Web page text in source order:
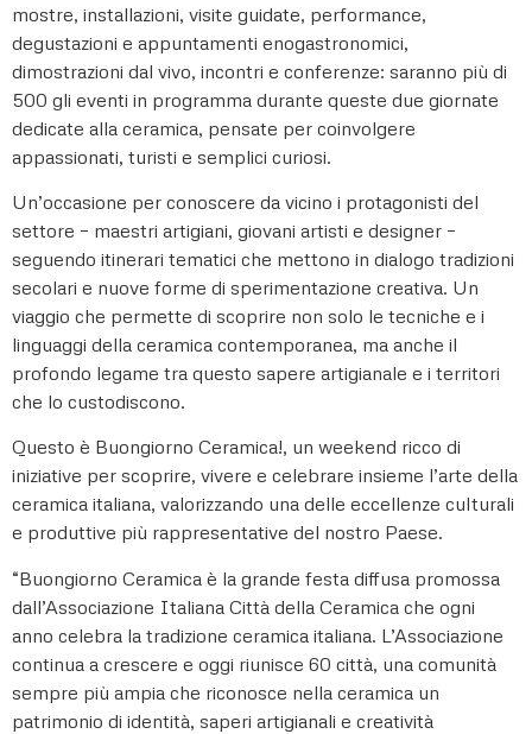
mostre, installazioni, visite guidate, performance,
degustazioni e appuntamenti enogastronomici,
dimostrazioni dal vivo, incontri e conferenze: saranno più di
500 gli eventi in programma durante queste due giornate
dedicate alla ceramica, pensate per coinvolgere
appassionati, turisti e semplici curiosi.
Un’occasione per conoscere da vicino i protagonisti del
settore – maestri artigiani, giovani artisti e designer –
seguendo itinerari tematici che mettono in dialogo tradizioni
secolari e nuove forme di sperimentazione creativa. Un
viaggio che permette di scoprire non solo le tecniche e i
linguaggi della ceramica contemporanea, ma anche il
profondo legame tra questo sapere artigianale e i territori
che lo custodiscono.
Questo è Buongiorno Ceramica!, un weekend ricco di
iniziative per scoprire, vivere e celebrare insieme l’arte della
ceramica italiana, valorizzando una delle eccellenze culturali
e produttive più rappresentative del nostro Paese.
“Buongiorno Ceramica è la grande festa diffusa promossa
dall’Associazione Italiana Città della Ceramica che ogni
anno celebra la tradizione ceramica italiana. L’Associazione
continua a crescere e oggi riunisce 60 città, una comunità
sempre più ampia che riconosce nella ceramica un
patrimonio di identità, saperi artigianali e creatività